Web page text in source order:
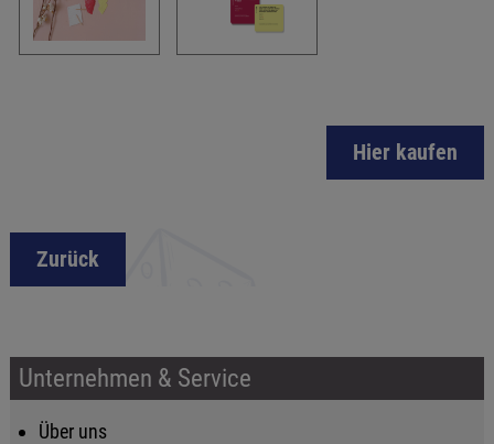
Hier kaufen
Zurück
Unternehmen & Service
Über uns